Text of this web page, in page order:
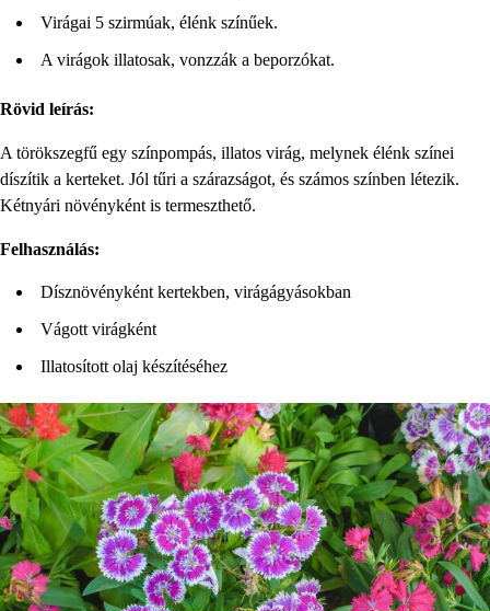
Virágai 5 szirmúak, élénk színűek.
A virágok illatosak, vonzzák a beporzókat.
Rövid leírás:
A törökszegfű egy színpompás, illatos virág, melynek élénk színei
díszítik a kerteket. Jól tűri a szárazságot, és számos színben létezik.
Kétnyári növényként is termeszthető.
Felhasználás:
Dísznövényként kertekben, virágágyásokban
Vágott virágként
Illatosított olaj készítéséhez